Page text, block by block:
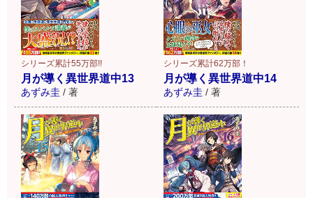
シリーズ累計55万部!!
月が導く異世界道中13
あずみ圭 / 著
シリーズ累計62万部！
月が導く異世界道中14
あずみ圭 / 著